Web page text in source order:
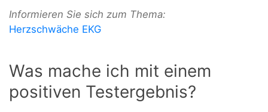
Informieren Sie sich zum Thema:
Herzschwäche EKG
Was mache ich mit einem
positiven Testergebnis?